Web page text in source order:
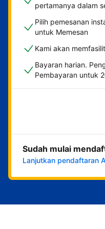
pertamanya dalam
Pilih pemesanan
untuk Memesan
Kami akan
Bayaran harian.
Pembayaran untuk
Mulai
Sudah mulai
Lanjutkan pendaftaran